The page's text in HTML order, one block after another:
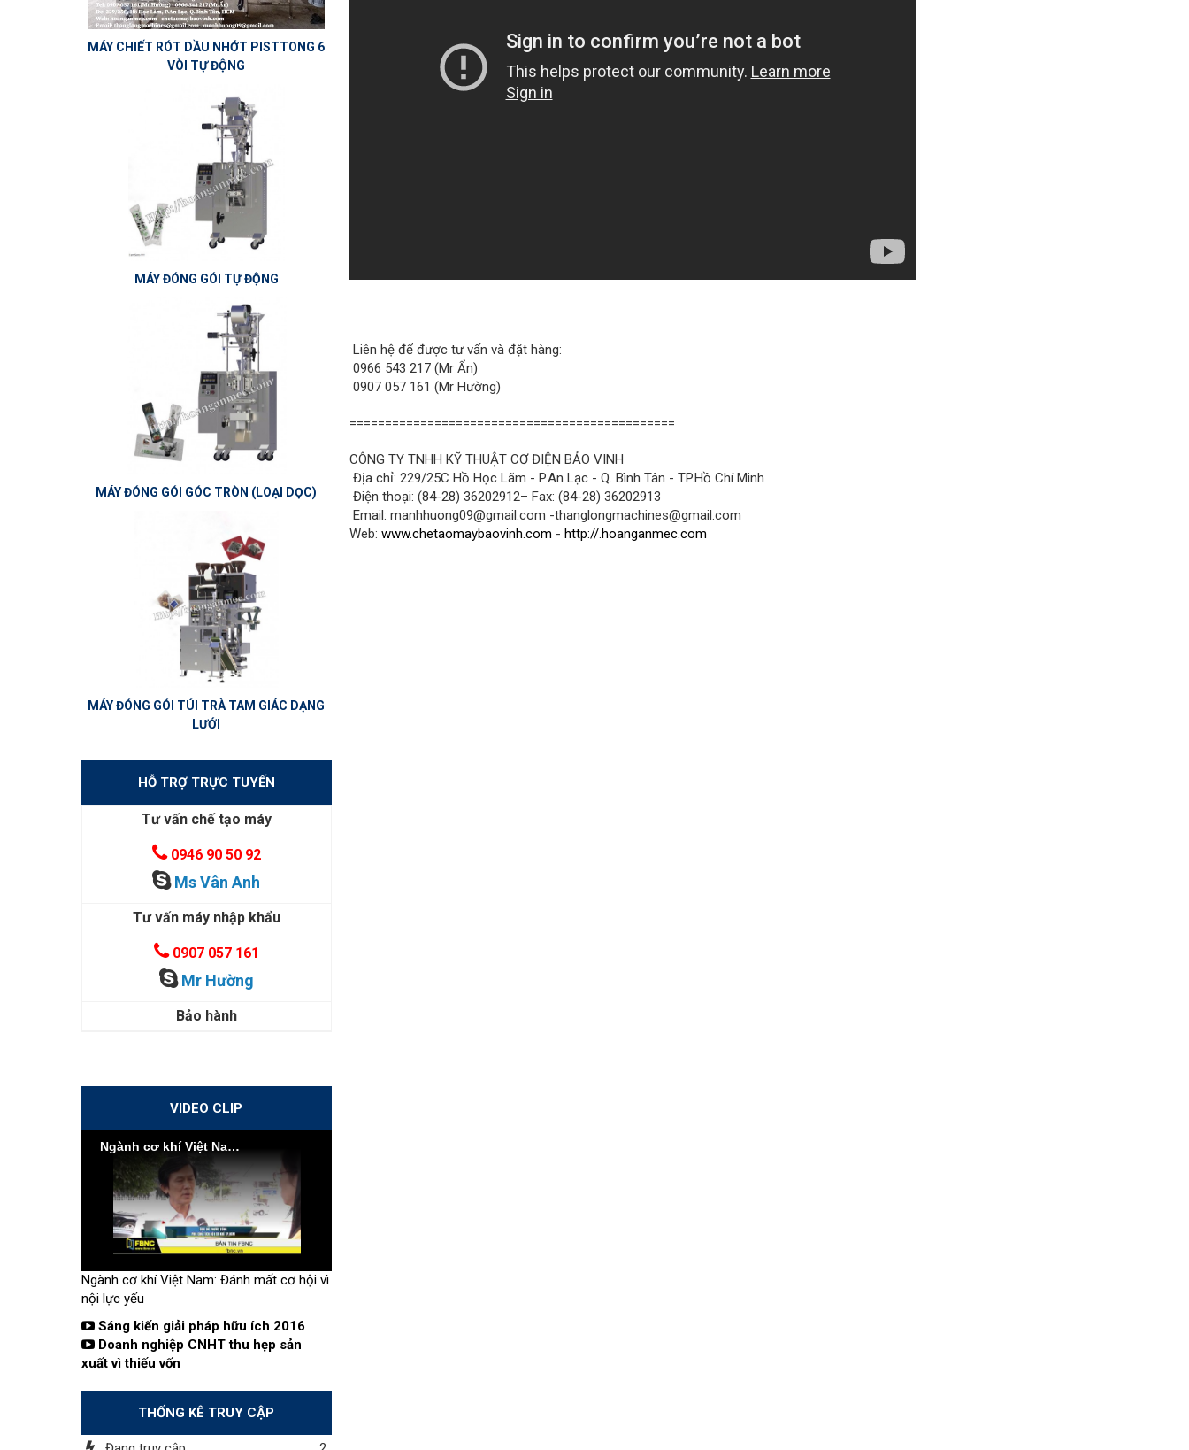
Liên hệ để được tư vấn và đặt hàng:
0966 543 217 (Mr Ẩn)
0907 057 161 (Mr Hường)
==============================================
CÔNG TY TNHH KỸ THUẬT CƠ ĐIỆN BẢO VINH
Địa chỉ: 229/25C Hồ Học Lãm - P.An Lạc - Q. Bình Tân - TP.Hồ Chí Minh
Điện thoại: (84-28) 36202912– Fax: (84-28) 36202913
Email: manhhuong09@gmail.com -thanglongmachines@gmail.com
Web: www.chetaomaybaovinh.com - http://.hoanganmec.com
MÁY CHIẾT RÓT DẦU NHỚT PISTTONG 6
VÒI TỰ ĐỘNG
MÁY ĐÓNG GÓI TỰ ĐỘNG
MÁY ĐÓNG GÓI GÓC TRÒN (LOẠI DỌC)
MÁY ĐÓNG GÓI TÚI TRÀ TAM GIÁC DẠNG
LƯỚI
HỖ TRỢ TRỰC TUYẾN
Tư vấn chế tạo máy
0946 90 50 92
Ms Vân Anh
Tư vấn máy nhập khẩu
0907 057 161
Mr Hường
Bảo hành
VIDEO CLIP
Ngành cơ khí Việt Nam: Đánh mất cơ hội vì nội lực yếu
Ngành cơ khí Việt Nam: Đánh mất cơ hội vì
nội lực yếu
Sáng kiến giải pháp hữu ích 2016
Doanh nghiệp CNHT thu hẹp sản
xuất vì thiếu vốn
THỐNG KÊ TRUY CẬP